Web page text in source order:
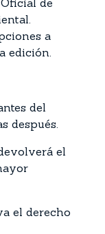
de
a
edición.
del
después.
el
el derecho